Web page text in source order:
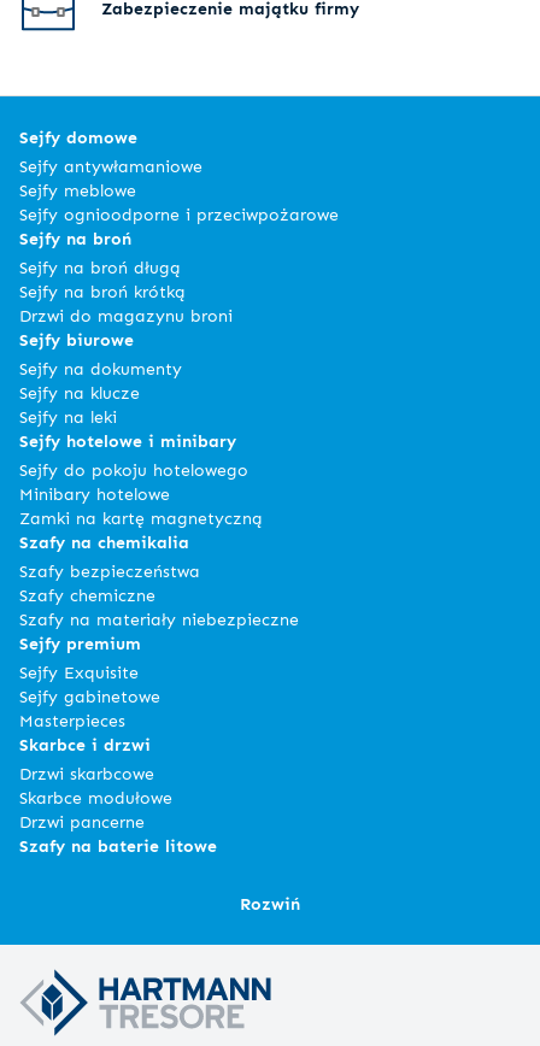
Zabezpieczenie majątku firmy
Sejfy domowe
Sejfy antywłamaniowe
Sejfy meblowe
Sejfy ognioodporne i przeciwpożarowe
Sejfy na broń
Sejfy na broń długą
Sejfy na broń krótką
Drzwi do magazynu broni
Sejfy biurowe
Sejfy na dokumenty
Sejfy na klucze
Sejfy na leki
Sejfy hotelowe i minibary
Sejfy do pokoju hotelowego
Minibary hotelowe
Zamki na kartę magnetyczną
Szafy na chemikalia
Szafy bezpieczeństwa
Szafy chemiczne
Szafy na materiały niebezpieczne
Sejfy premium
Sejfy Exquisite
Sejfy gabinetowe
Masterpieces
Skarbce i drzwi
Drzwi skarbcowe
Skarbce modułowe
Drzwi pancerne
Szafy na baterie litowe
Rozwiń